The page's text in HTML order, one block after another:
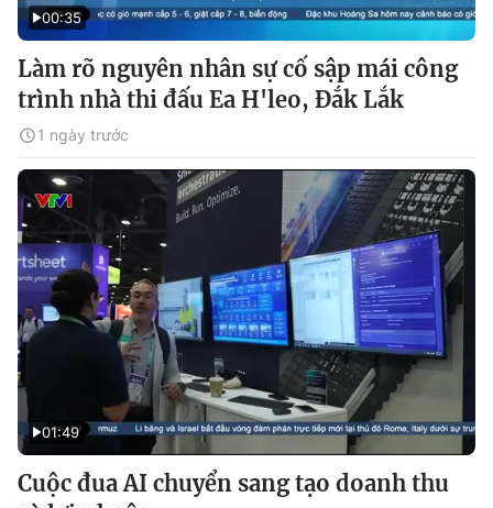
00:35
Làm rõ nguyên nhân sự cố sập mái công
trình nhà thi đấu Ea H'leo, Đắk Lắk
1 ngày trước
01:49
Cuộc đua AI chuyển sang tạo doanh thu